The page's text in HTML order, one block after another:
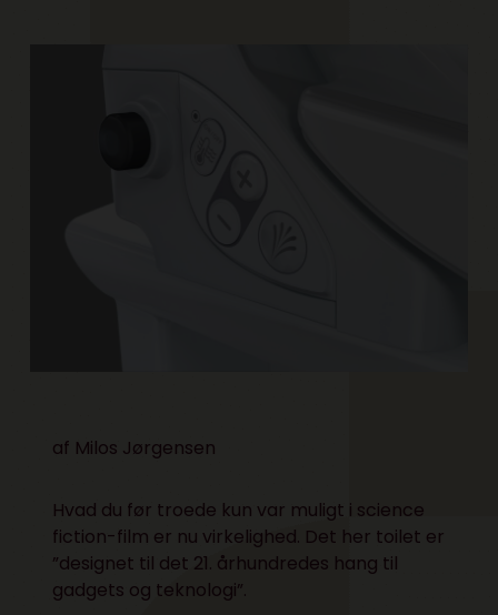
af Milos Jørgensen
Hvad du før troede kun var muligt i science
fiction-film er nu virkelighed. Det her toilet er
”designet til det 21. århundredes hang til
gadgets og teknologi”.